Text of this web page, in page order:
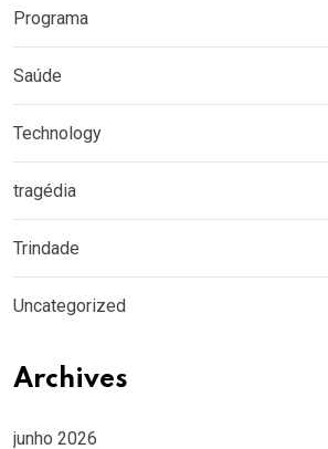
Programa
Saúde
Technology
tragédia
Trindade
Uncategorized
Archives
junho 2026